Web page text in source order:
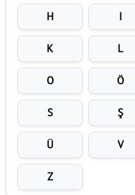
H I
K L
O Ö
S Ş
Ü V
Z